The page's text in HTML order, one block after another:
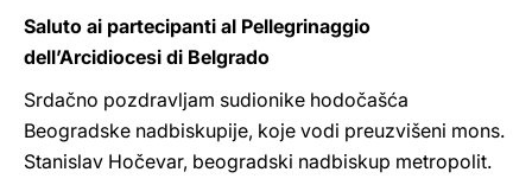
Saluto ai partecipanti al Pellegrinaggio
dell’Arcidiocesi di Belgrado
Srdačno pozdravljam sudionike hodočašća
Beogradske nadbiskupije, koje vodi preuzvišeni mons.
Stanislav Hočevar, beogradski nadbiskup metropolit.